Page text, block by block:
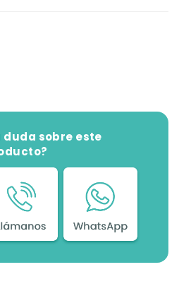
duda sobre este